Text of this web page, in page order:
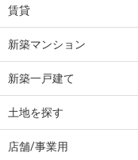
賃貸
新築マンション
新築一戸建て
土地を探す
店舗/事業用